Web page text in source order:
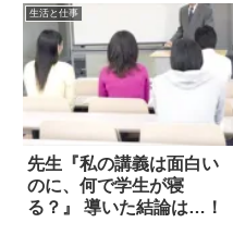
生活と仕事
先生『私の講義は面白い
のに、何で学生が寝
る？』 導いた結論は…！